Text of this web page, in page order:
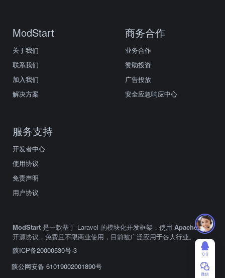
ModStart
关于我们
联系我们
加入我们
解决方案
商务合作
业务合作
赞助投资
广告投放
安全应急响应中心
服务支持
开发者中心
使用协议
免责声明
用户协议
ModStart 是一款基于 Laravel 的模块化开发框架，使用 Apache2.0
开源协议，免费且不限商业使用，目前被广泛应用于各大行业。
陕ICP备20000530号-3
陕公网安备 61019002001890号
ＱＱ
微信